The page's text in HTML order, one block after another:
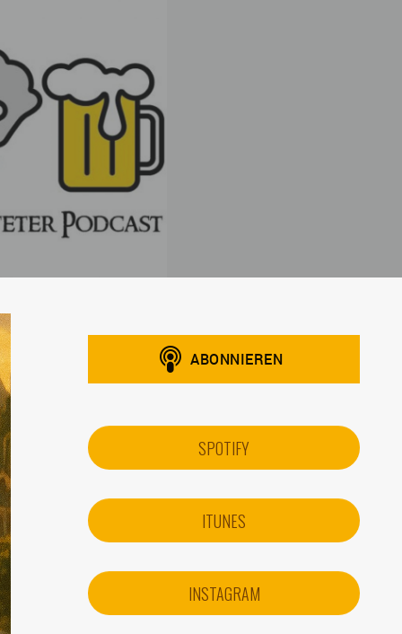
SPOTIFY
ITUNES
INSTAGRAM